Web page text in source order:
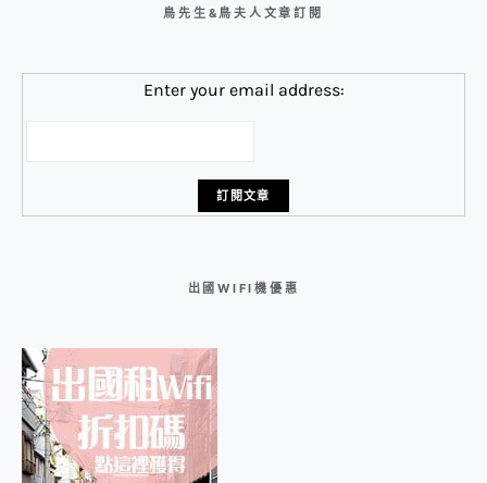
鳥先生&鳥夫人文章訂閱
Enter your email address:
出國WIFI機優惠